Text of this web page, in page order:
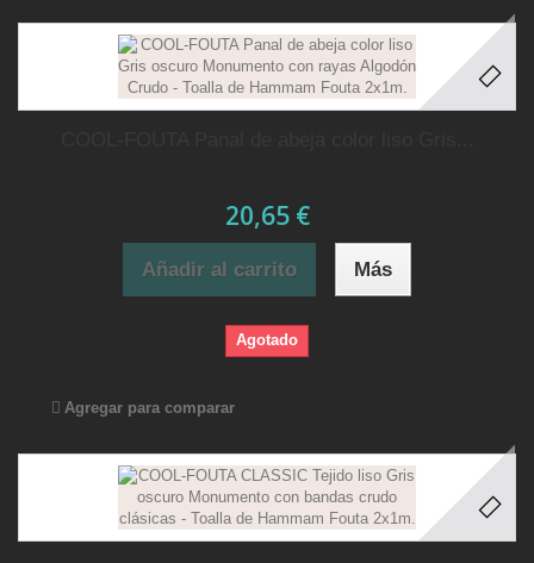
20,65 €
Añadir al carrito Más
Agotado
Agregar para comparar